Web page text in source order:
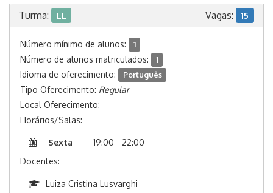
Turma: LL Vagas: 15
Número mínimo de alunos: 1
Número de alunos matriculados: 1
Idioma de oferecimento: Português
Tipo Oferecimento: Regular
Local Oferecimento:
Horários/Salas:
Sexta
19:00 - 22:00
Docentes:
Luiza Cristina Lusvarghi